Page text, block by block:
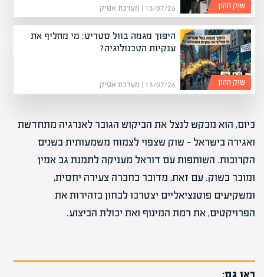
13/07/26 | מערכת אפיק שוק ההון
היפוך מגמה בוול סטריט: מי מחליף את
ענקיות הטכנולוגיה?
13/07/26 | מערכת אפיק שוק ההון
כיום, הוא מבקש לנצל את הביקוש הגובר לאנרגיה מתחדשת
ואגירה בישראל — שוק שצפוי לצמוח משמעותית בשנים
הקרובות. השותפות עם דוראל מעניקה לתמנת גב אמין
ומוכר בשוק. עם זאת, מדובר בחברה צעירה יחסית,
ומשקיעים פוטנציאליים יצטרכו לבחון בזהירות את
הפרויקטים, את רמת המינוף ואת יכולת הביצוע.